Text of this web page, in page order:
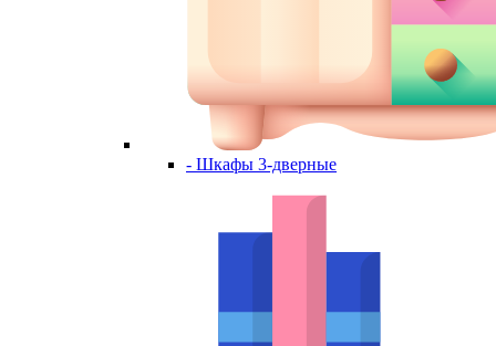
- Шкафы 3-дверные